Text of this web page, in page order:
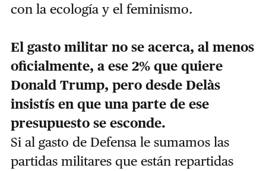
con la ecología y el feminismo.
El gasto militar no se acerca, al menos
oficialmente, a ese 2% que quiere
Donald Trump, pero desde Delàs
insistís en que una parte de ese
presupuesto se esconde.
Si al gasto de Defensa le sumamos las
partidas militares que están repartidas